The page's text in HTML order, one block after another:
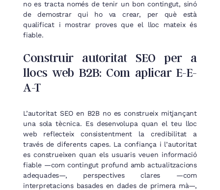
no es tracta només de tenir un bon contingut, sinó
de demostrar qui ho va crear, per què està
qualificat i mostrar proves que el lloc mateix és
fiable.
Construir autoritat SEO per a
llocs web B2B: Com aplicar E-E-
A-T
L’autoritat SEO en B2B no es construeix mitjançant
una sola tècnica. Es desenvolupa quan el teu lloc
web reflecteix consistentment la credibilitat a
través de diferents capes. La confiança i l’autoritat
es construeixen quan els usuaris veuen informació
fiable —com contingut profund amb actualitzacions
adequades—, perspectives clares —com
interpretacions basades en dades de primera mà—,